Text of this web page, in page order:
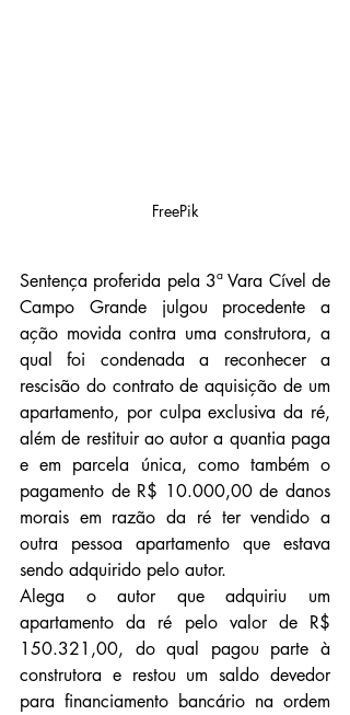
FreePik
Sentença proferida pela 3ª Vara Cível de
Campo Grande julgou procedente a
ação movida contra uma construtora, a
qual foi condenada a reconhecer a
rescisão do contrato de aquisição de um
apartamento, por culpa exclusiva da ré,
além de restituir ao autor a quantia paga
e em parcela única, como também o
pagamento de R$ 10.000,00 de danos
morais em razão da ré ter vendido a
outra pessoa apartamento que estava
sendo adquirido pelo autor.
Alega o autor que adquiriu um
apartamento da ré pelo valor de R$
150.321,00, do qual pagou parte à
construtora e restou um saldo devedor
para financiamento bancário na ordem